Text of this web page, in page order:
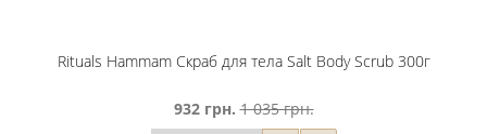
Rituals Hammam Скраб для тела Salt Body Scrub 300г
932 грн. 1 035 грн.